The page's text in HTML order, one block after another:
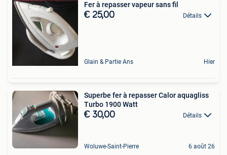
Fer à repasser vapeur sans fil
€ 25,00 Détails
Glain & Partie Ans Hier
Superbe fer à repasser Calor aquagliss
Turbo 1900 Watt
€ 30,00 Détails
Woluwe-Saint-Pierre 6 août 26